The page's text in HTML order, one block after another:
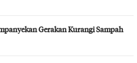
Gerakan Kurangi Sampah